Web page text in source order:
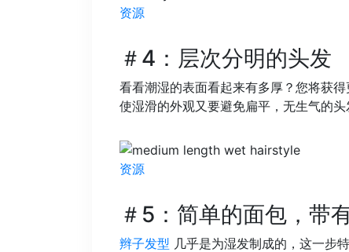
资源
＃4：层次分明的头发
看看潮湿的表面看起来有多厚？您将获
使湿滑的外观又要避免扁平，无生气的头
资源
＃5：简单的面包，带
辫子发型 几乎是为湿发制成的，这一步